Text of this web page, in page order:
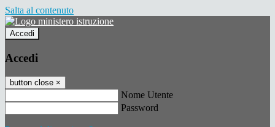
Salta al contenuto
Accedi
Accedi
button close ×
Nome Utente
Password